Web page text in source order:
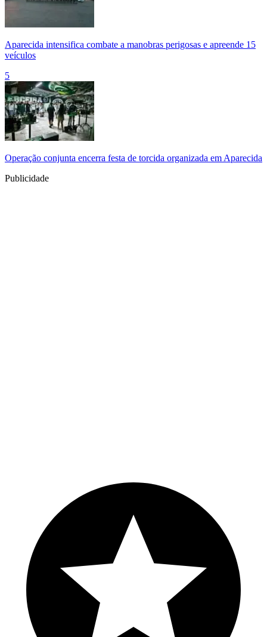
Aparecida intensifica combate a manobras perigosas e apreende 15
veículos
5
Operação conjunta encerra festa de torcida organizada em Aparecida
Publicidade